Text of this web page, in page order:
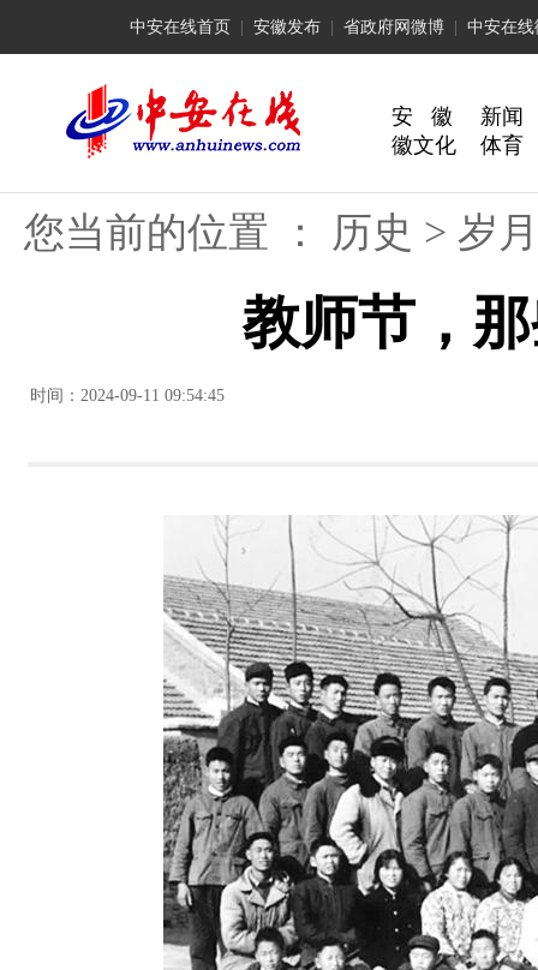
中安在线首页 安徽发布 省政府网微博 中安在线
安 徽
新闻
徽文化
体育
您当前的位置 ： 历史 > 岁
教师节，
时间：2024-09-11 09:54:45